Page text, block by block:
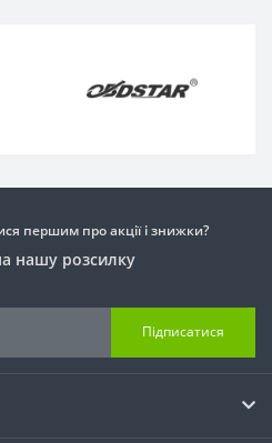
першим про акції і знижки?
нашу розсилку
Підписатися